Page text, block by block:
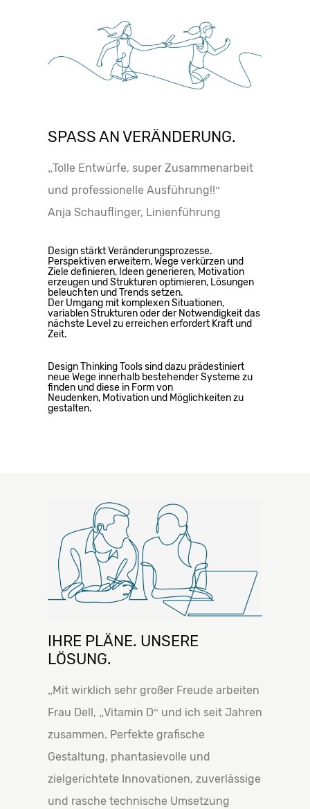
SPASS AN VERÄNDERUNG.
„Tolle Entwürfe, super Zusammenarbeit
und professionelle Ausführung!!“
Anja Schauflinger, Linienführung
Design stärkt Veränderungsprozesse.
Perspektiven erweitern, Wege verkürzen und
Ziele definieren, Ideen generieren, Motivation
erzeugen und Strukturen optimieren, Lösungen
beleuchten und Trends setzen.
Der Umgang mit komplexen Situationen,
variablen Strukturen oder der Notwendigkeit das
nächste Level zu erreichen erfordert Kraft und
Zeit.
Design Thinking Tools sind dazu prädestiniert
neue Wege innerhalb bestehender Systeme zu
finden und diese in Form von
Neudenken, Motivation und Möglichkeiten zu
gestalten.
IHRE PLÄNE. UNSERE
LÖSUNG.
„Mit wirklich sehr großer Freude arbeiten
Frau Dell, „Vitamin D“ und ich seit Jahren
zusammen. Perfekte grafische
Gestaltung, phantasievolle und
zielgerichtete Innovationen, zuverlässige
und rasche technische Umsetzung